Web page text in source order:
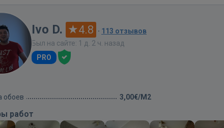
Ivo D. 4.8 · 113 отзывов
Был на сайте: 1 д. 2 ч. назад
PRO
обоев 3,00€/M2
работ